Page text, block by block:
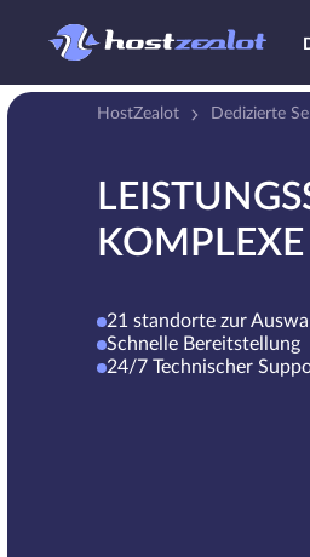
HostZealot Dedizierte
21 standorte zur
Schnelle Bereitstellung
24/7 Technischer